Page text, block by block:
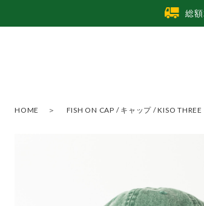
総
HOME FISH ON CAP / キャップ / KISO THREE